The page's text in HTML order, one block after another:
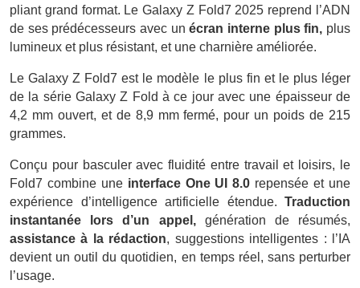
pliant grand format. Le Galaxy Z Fold7 2025 reprend l’ADN
de ses prédécesseurs avec un écran interne plus fin, plus
lumineux et plus résistant, et une charnière améliorée.
Le Galaxy Z Fold7 est le modèle le plus fin et le plus léger
de la série Galaxy Z Fold à ce jour avec une épaisseur de
4,2 mm ouvert, et de 8,9 mm fermé, pour un poids de 215
grammes.
Conçu pour basculer avec fluidité entre travail et loisirs, le
Fold7 combine uneinterface One UI 8.0 repensée et une
expérience d’intelligence artificielle étendue. Traduction
instantanée lors d’un appel,génération de résumés,
assistance à la rédaction, suggestions intelligentes : l’IA
devient un outil du quotidien, en temps réel, sans perturber
l’usage.